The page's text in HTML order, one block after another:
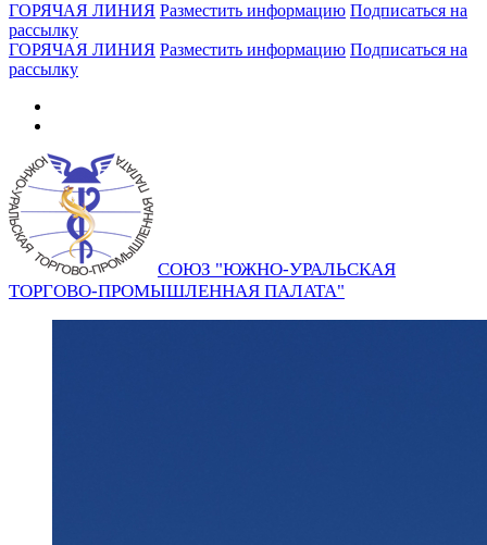
ГОРЯЧАЯ ЛИНИЯ Разместить информацию Подписаться на
рассылку
ГОРЯЧАЯ ЛИНИЯ Разместить информацию Подписаться на
рассылку
СОЮЗ "ЮЖНО-УРАЛЬСКАЯ
ТОРГОВО-ПРОМЫШЛЕННАЯ ПАЛАТА"